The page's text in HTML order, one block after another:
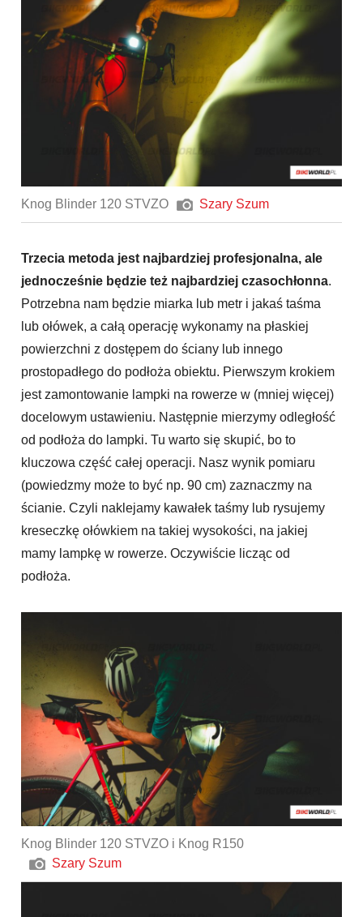
Knog Blinder 120 STVZO Szary Szum
Trzecia metoda jest najbardziej profesjonalna, ale
jednocześnie będzie też najbardziej czasochłonna.
Potrzebna nam będzie miarka lub metr i jakaś taśma
lub ołówek, a całą operację wykonamy na płaskiej
powierzchni z dostępem do ściany lub innego
prostopadłego do podłoża obiektu. Pierwszym krokiem
jest zamontowanie lampki na rowerze w (mniej więcej)
docelowym ustawieniu. Następnie mierzymy odległość
od podłoża do lampki. Tu warto się skupić, bo to
kluczowa część całej operacji. Nasz wynik pomiaru
(powiedzmy może to być np. 90 cm) zaznaczmy na
ścianie. Czyli naklejamy kawałek taśmy lub rysujemy
kreseczkę ołówkiem na takiej wysokości, na jakiej
mamy lampkę w rowerze. Oczywiście licząc od
podłoża.
Knog Blinder 120 STVZO i Knog R150
Szary Szum